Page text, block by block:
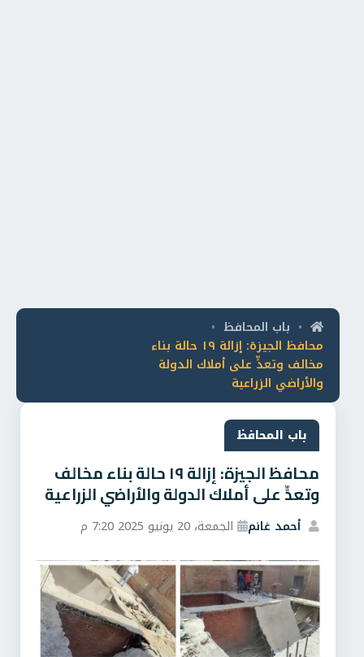
• باب المحافظ •
محافظ الجيزة: إزالة ١٩ حالة بناء
مخالف وتعدٍّ على أملاك الدولة
والأراضي الزراعية
باب المحافظ
محافظ الجيزة: إزالة ١٩ حالة بناء مخالف
وتعدٍّ على أملاك الدولة والأراضي الزراعية
أحمد غانم الجمعة، 20 يونيو 2025 7:20 م